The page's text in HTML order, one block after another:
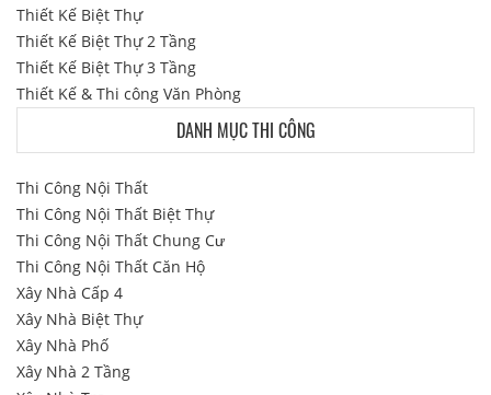
Thiết Kế Biệt Thự
Thiết Kế Biệt Thự 2 Tầng
Thiết Kế Biệt Thự 3 Tầng
Thiết Kế & Thi công Văn Phòng
DANH MỤC THI CÔNG
Thi Công Nội Thất
Thi Công Nội Thất Biệt Thự
Thi Công Nội Thất Chung Cư
Thi Công Nội Thất Căn Hộ
Xây Nhà Cấp 4
Xây Nhà Biệt Thự
Xây Nhà Phố
Xây Nhà 2 Tầng